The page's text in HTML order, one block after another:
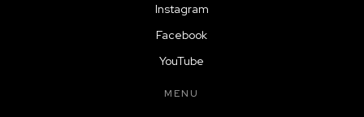
Instagram
Facebook
YouTube
MENU